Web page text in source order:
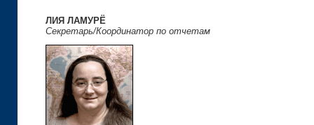
ЛИЯ ЛАМУРЁ
Секретарь/Координатор по отчетам